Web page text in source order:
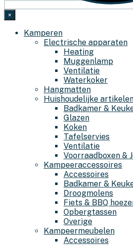
×
Kamperen
Electrische apparaten
Heating
Muggenlamp
Ventilatie
Waterkoker
Hangmatten
Huishoudelijke
Badkamer &
Glazen
Koken
Tafelservies
Ventilatie
Voorraadboxen &
Kampeeraccessoires
Accessoires
Badkamer &
Droogmolens
Fiets & BBQ
Opbergtassen
Overige
Kampeermeubelen
Accessoires